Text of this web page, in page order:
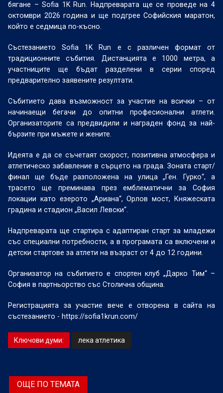
бягане – Sofia 1K Run. Надпреварата ще се проведе на 4
октомври 2026 година и ще подгрее Софийския маратон,
който е седмица по-късно.
Състезанието Sofia 1K Run е с различен формат от
традиционните събития. Дистанцията е 1000 метра, а
участниците ще бъдат разделени в серии според
предварително заявените резултати.
Събитието дава възможност за участие на всички – от
начинаещи бегачи до опитни професионални атлети.
Организаторите са предвидили и награден фонд за най-
бързите при мъжете и жените.
Идеята е да се съчетаят скорост, позитивна атмосфера и
атлетическо забавление в сърцето на града. Зоната старт/
финал ще бъде разположена на улица „Ген. Гурко“, а
трасето ще преминава през емблематични за София
локации като езерото „Ариана“, Орлов мост, Княжеската
градина и стадион „Васил Левски“.
Надпреварата ще стартира с адаптиран старт за младежи
със специални потребности, а в програмата са включени и
детски стартове за атлети на възраст от 4 до 12 години.
Организатор на събитието е спортен клуб „Дарко Тим“ –
София в партньорство със Столична община.
Регистрацията за участие вече е отворена в сайта на
състезанието - https://sofia1krun.com/
Ключови думи: лека атлетика
ОЩЕ ПО ТЕМАТА